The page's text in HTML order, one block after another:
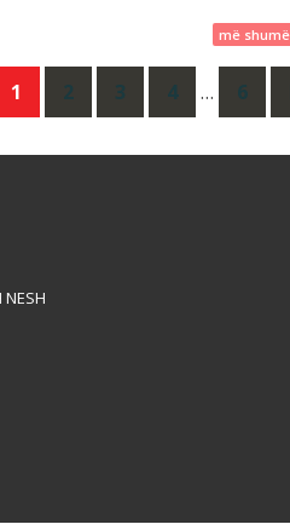
më
1 2 3 4 … 6
NESH